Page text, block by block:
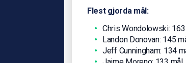
Flest gjorda mål:
Chris Wondolowski:
Landon Donovan: 145
Jeff Cunningham: 134